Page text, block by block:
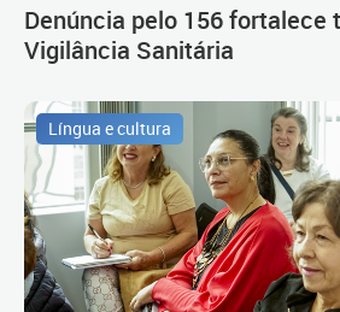
Denúncia pelo 156 fortalece
Vigilância Sanitária
Língua e cultura